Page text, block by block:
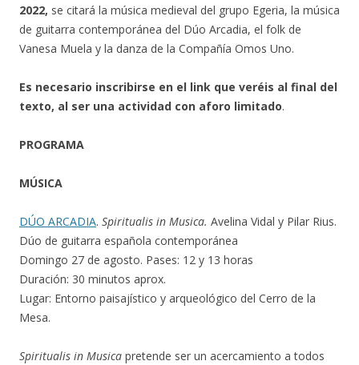
2022, se citará la música medieval del grupo Egeria, la música
de guitarra contemporánea del Dúo Arcadia, el folk de
Vanesa Muela y la danza de la Compañía Omos Uno.
Es necesario inscribirse en el link que veréis al final del
texto, al ser una actividad con aforo limitado.
PROGRAMA
MÚSICA
DÚO ARCADIA. Spiritualis in Musica. Avelina Vidal y Pilar Rius.
Dúo de guitarra española contemporánea
Domingo 27 de agosto. Pases: 12 y 13 horas
Duración: 30 minutos aprox.
Lugar: Entorno paisajístico y arqueológico del Cerro de la
Mesa.
Spiritualis in Musica pretende ser un acercamiento a todos